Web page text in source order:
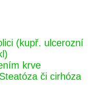
(kupř. ulcerozní
krve
či cirhóza